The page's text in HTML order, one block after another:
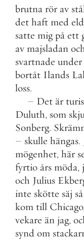
brutna rör av
det haft med eld
satte mig på ett
av majsladan
svartnade under
bortåt Ilands
loss.
– Det är
Duluth, som
Sonberg.
– skulle hängas.
mögenhet, här
fyrtio års möda,
och Julius
inte skötte säj så
kom till Chicago
vekare än jag,
synd om